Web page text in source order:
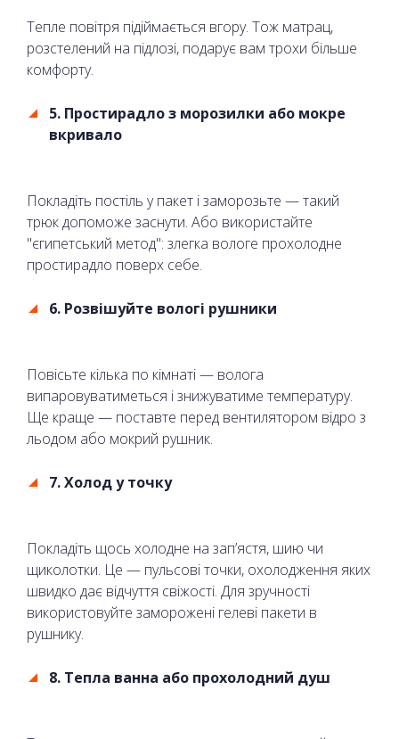
Тепле повітря підіймається вгору. Тож матрац,
розстелений на підлозі, подарує вам трохи більше
комфорту.
5. Простирадло з морозилки або мокре
вкривало
Покладіть постіль у пакет і заморозьте — такий
трюк допоможе заснути. Або використайте
"єгипетський метод": злегка вологе прохолодне
простирадло поверх себе.
6. Розвішуйте вологі рушники
Повісьте кілька по кімнаті — волога
випаровуватиметься і знижуватиме температуру.
Ще краще — поставте перед вентилятором відро з
льодом або мокрий рушник.
7. Холод у точку
Покладіть щось холодне на зап’ястя, шию чи
щиколотки. Це — пульсові точки, охолодження яких
швидко дає відчуття свіжості. Для зручності
використовуйте заморожені гелеві пакети в
рушнику.
8. Тепла ванна або прохолодний душ